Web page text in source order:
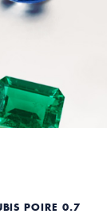
POIRE 0.7